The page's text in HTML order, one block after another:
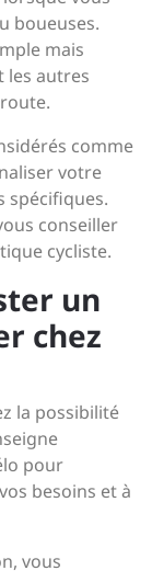
boueuses.
mais
les autres
comme
votre
spécifiques.
conseiller
cycliste.
un
chez
la possibilité
pour
besoins et à
vous